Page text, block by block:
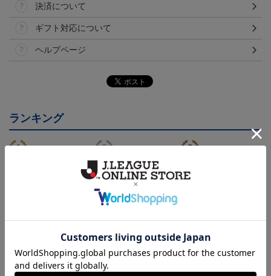
決済について
ギフト対応について
ヘルプページ
ランキング
モンテディオ山形 ピカ
チュウ タオルマフラー
26/27オーセンティックユ
ニフォーム半袖（FP1st） ベアー タオルマフラー